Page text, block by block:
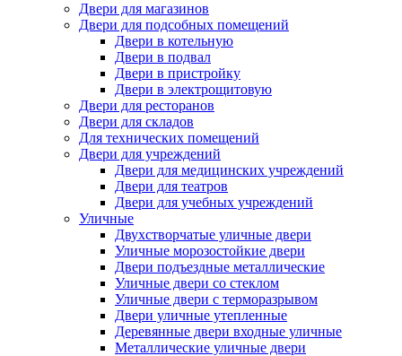
Двери для магазинов
Двери для подсобных помещений
Двери в котельную
Двери в подвал
Двери в пристройку
Двери в электрощитовую
Двери для ресторанов
Двери для складов
Для технических помещений
Двери для учреждений
Двери для медицинских учреждений
Двери для театров
Двери для учебных учреждений
Уличные
Двухстворчатые уличные двери
Уличные морозостойкие двери
Двери подъездные металлические
Уличные двери со стеклом
Уличные двери с терморазрывом
Двери уличные утепленные
Деревянные двери входные уличные
Металлические уличные двери